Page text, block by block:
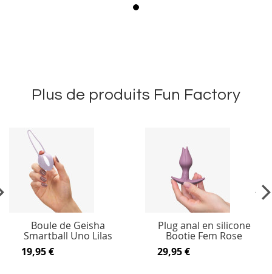
Plus de produits Fun Factory
Boule de Geisha
Smartball Uno Lilas
19,95 €
Plug anal en silicone
Bootie Fem Rose
29,95 €